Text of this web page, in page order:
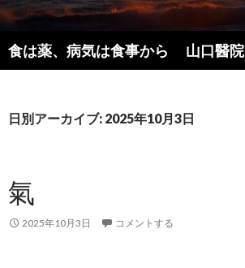
食は薬、病気は食事から 山口醫院
検
索
ン
キ
ッ
プ
日別アーカイブ: 2025年10月3日
氣
2025年10月3日 コメントする